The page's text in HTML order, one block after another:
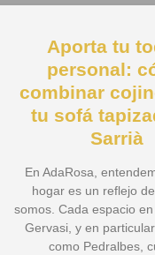
Aporta tu
personal:
combinar
tu sofá
Sarrià
En AdaRosa,
hogar es un reflejo
somos. Cada espacio
Gervasi, y en
como Pedralbes,